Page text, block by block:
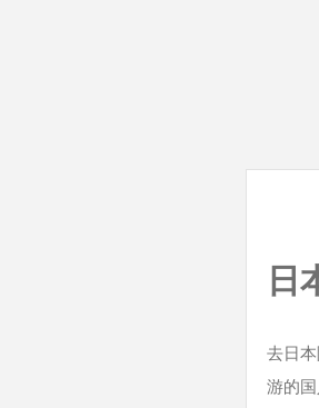
日
去日
游的